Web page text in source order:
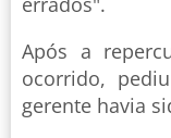
Após a
ocorrido,
gerente havia